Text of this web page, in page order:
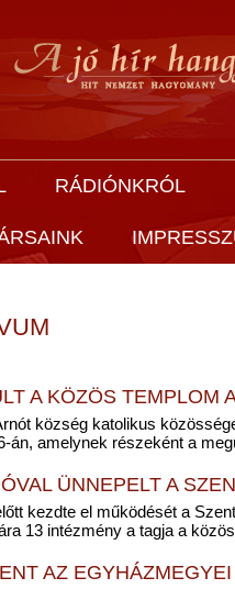
RÁDIÓNKRÓL
A KÖZÖS TEMPLOM
község katolikus
án, amelynek részeként a
ÜNNEPELT A
kezdte el működését a
13 intézmény a tagja a
AZ